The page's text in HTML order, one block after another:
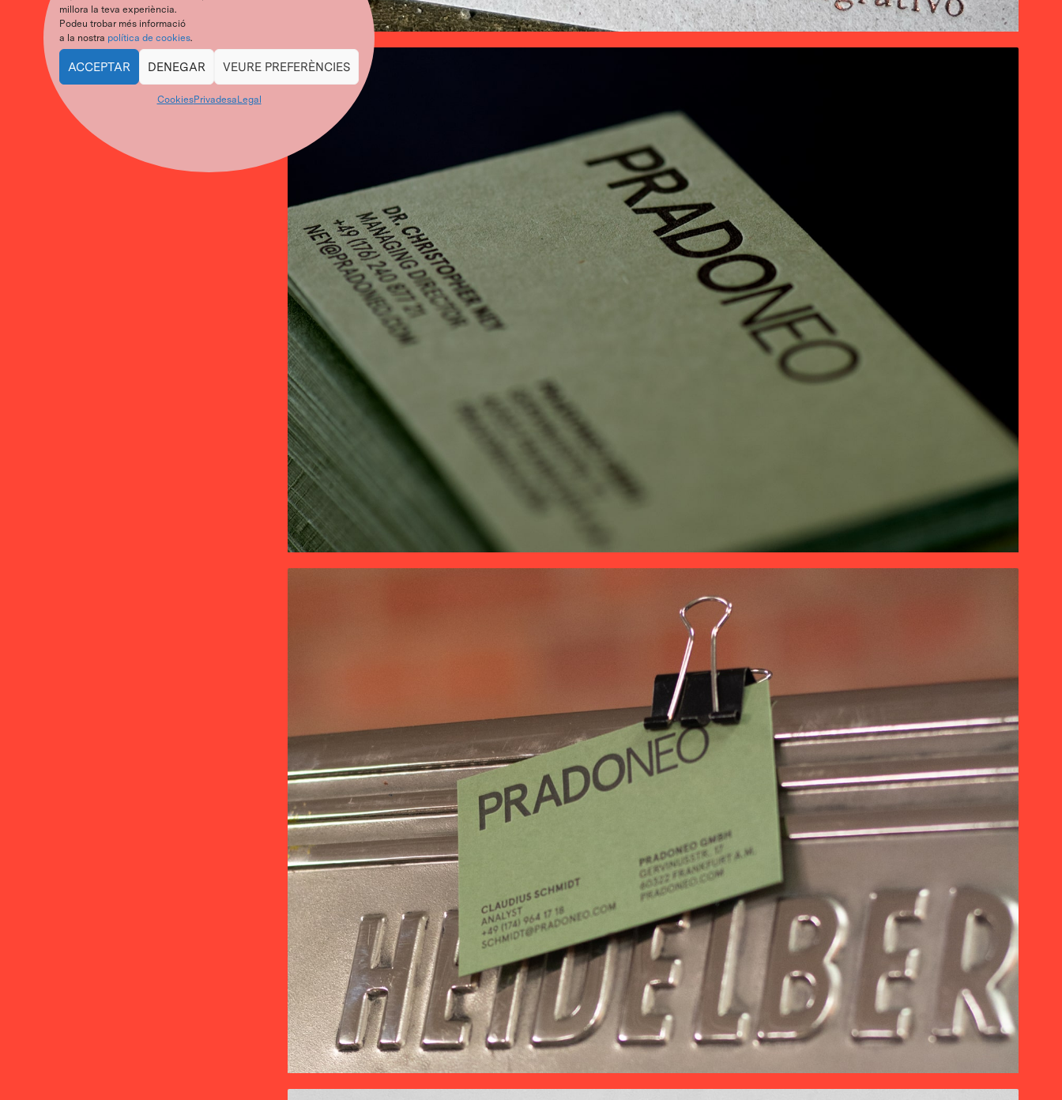
millora la teva experiència.
Podeu trobar més informació
a la nostra política de cookies.
ACCEPTAR DENEGAR VEURE PREFERÈNCIES
CookiesPrivadesa Legal